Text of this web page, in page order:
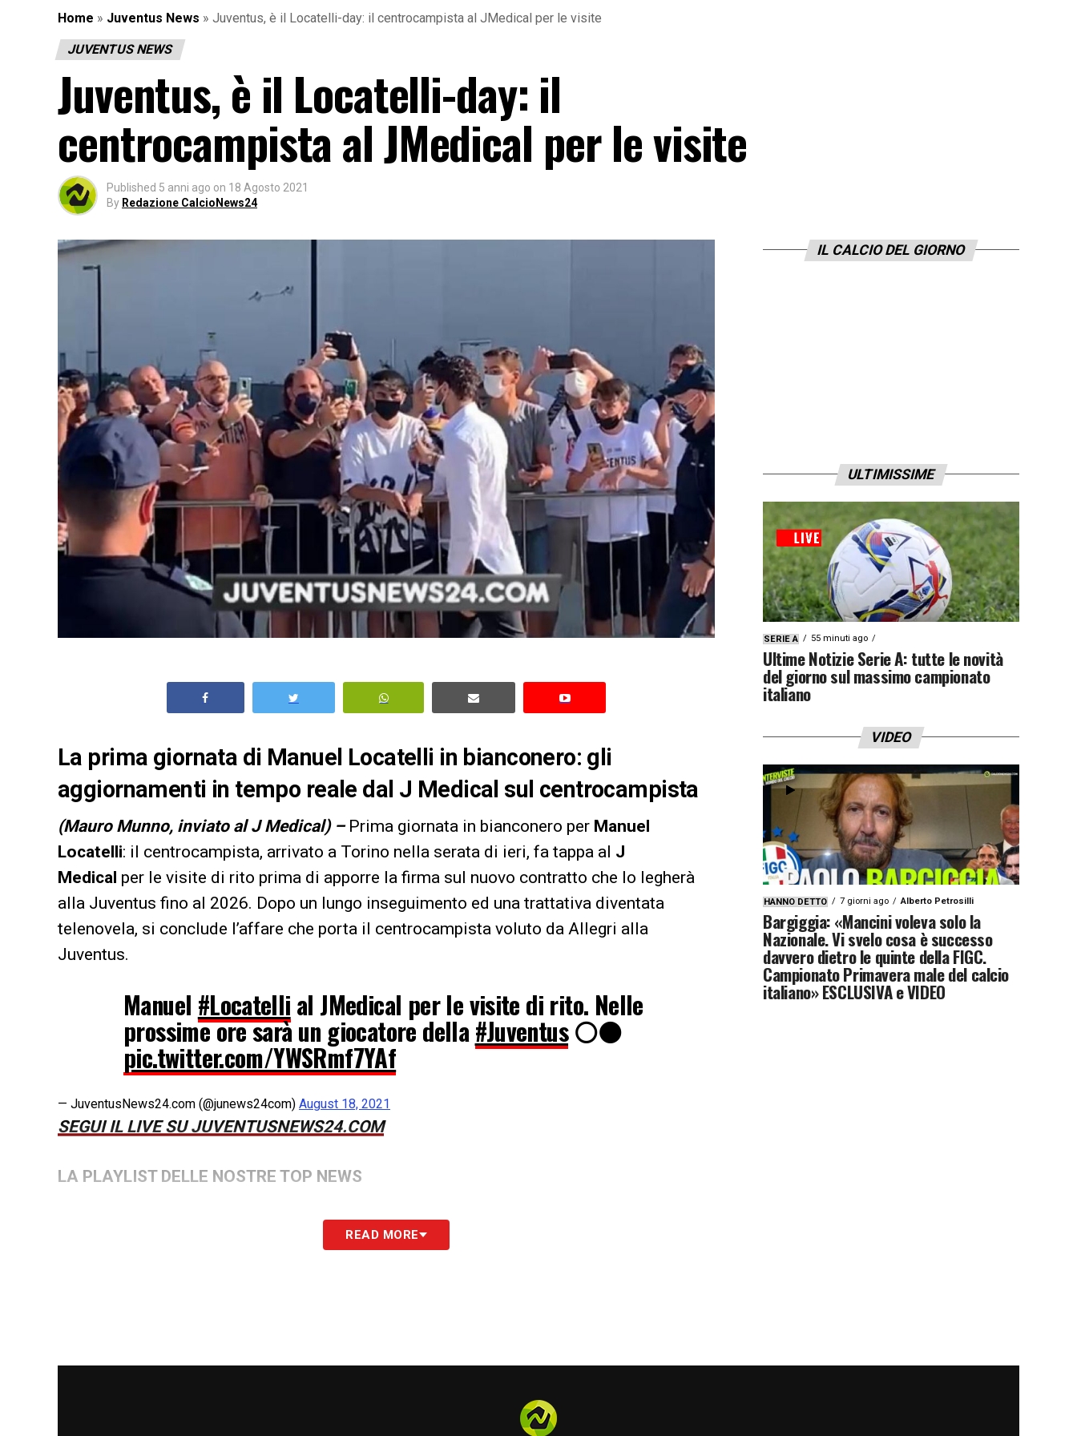
Home » Juventus News » Juventus, è il Locatelli-day: il centrocampista al JMedical per le visite
JUVENTUS NEWS
Juventus, è il Locatelli-day: il
centrocampista al JMedical per le visite
Published 5 anni ago on 18 Agosto 2021
By Redazione CalcioNews24
La prima giornata di Manuel Locatelli in bianconero: gli
aggiornamenti in tempo reale dal J Medical sul centrocampista
(Mauro Munno, inviato al J Medical) – Prima giornata in bianconero per Manuel
Locatelli: il centrocampista, arrivato a Torino nella serata di ieri, fa tappa al J
Medical per le visite di rito prima di apporre la firma sul nuovo contratto che lo legherà
alla Juventus fino al 2026. Dopo un lungo inseguimento ed una trattativa diventata
telenovela, si conclude l’affare che porta il centrocampista voluto da Allegri alla
Juventus.
Manuel #Locatelli al JMedical per le visite di rito. Nelle
prossime ore sarà un giocatore della #Juventus⚪️⚫️
pic.twitter.com/YWSRmf7YAf
— JuventusNews24.com (@junews24com) August 18, 2021
SEGUI IL LIVE SU JUVENTUSNEWS24.COM
LA PLAYLIST DELLE NOSTRE TOP NEWS
READ MORE
IL CALCIO DEL GIORNO
ULTIMISSIME
SERIE A 55 minuti ago
Ultime Notizie Serie A: tutte le novità
del giorno sul massimo campionato
italiano
VIDEO
HANNO DETTO 7 giorni ago Alberto Petrosilli
Bargiggia: «Mancini voleva solo la
Nazionale. Vi svelo cosa è successo
davvero dietro le quinte della FIGC.
Campionato Primavera male del calcio
italiano» ESCLUSIVA e VIDEO